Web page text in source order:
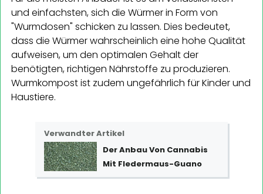
und einfachsten, sich die Würmer in Form von
"Wurmdosen" schicken zu lassen. Dies bedeutet,
dass die Würmer wahrscheinlich eine hohe Qualität
aufweisen, um den optimalen Gehalt der
benötigten, richtigen Nährstoffe zu produzieren.
Wurmkompost ist zudem ungefährlich für Kinder und
Haustiere.
Verwandter Artikel
Der Anbau Von Cannabis
Mit Fledermaus-Guano